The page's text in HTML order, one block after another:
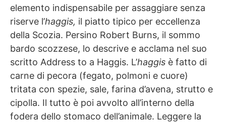
elemento indispensabile per assaggiare senza
riserve l’haggis, il piatto tipico per eccellenza
della Scozia. Persino Robert Burns, il sommo
bardo scozzese, lo descrive e acclama nel suo
scritto Address to a Haggis. L’haggis è fatto di
carne di pecora (fegato, polmoni e cuore)
tritata con spezie, sale, farina d’avena, strutto e
cipolla. Il tutto è poi avvolto all’interno della
fodera dello stomaco dell’animale. Leggere la